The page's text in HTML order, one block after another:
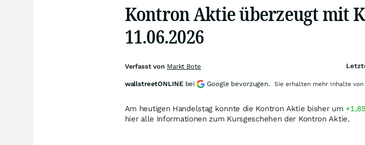
Kontron Aktie überzeugt mit
11.06.2026
Am heutigen Handelstag konnte die Kontron Aktie bisher um
hier alle Informationen zum Kursgeschehen der Kontron Aktie.
Verfasst von Markt Bote
wallstreetONLINE bei Google bevorzugen. Sie erhalten mehr Inhalte